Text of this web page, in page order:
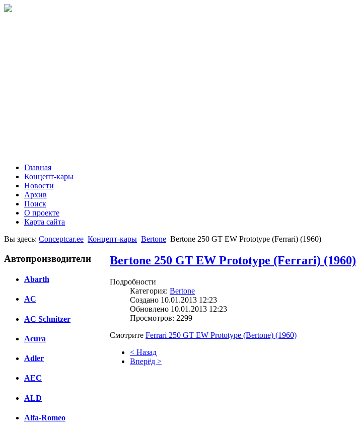
Главная
Концепт-кары
Новости
Архив
Поиск
О проекте
Карта сайта
Вы здесь: Conceptcar.ee Концепт-кары Bertone Bertone 250 GT EW Prototype (Ferrari) (1960)
Автопроизводители
Abarth
AC
AC Schnitzer
Acura
Adler
AEC
ALD
Alfa-Romeo
Bertone 250 GT EW Prototype (Ferrari) (1960)
Подробности
Категория: Bertone
Создано 10.01.2013 12:23
Обновлено 10.01.2013 12:23
Просмотров: 2299
Смотрите Ferrari 250 GT EW Prototype (Bertone) (1960)
< Назад
Вперёд >